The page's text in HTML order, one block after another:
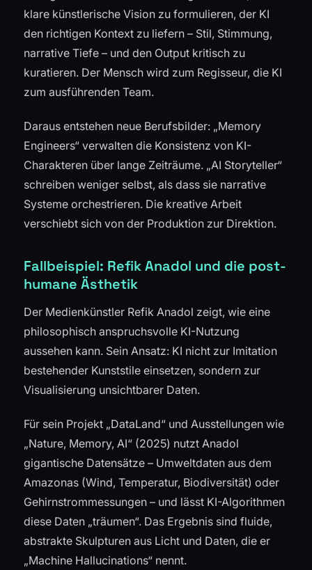
klare künstlerische Vision zu formulieren, der KI
den richtigen Kontext zu liefern – Stil, Stimmung,
narrative Tiefe – und den Output kritisch zu
kuratieren. Der Mensch wird zum Regisseur, die KI
zum ausführenden Team.
Daraus entstehen neue Berufsbilder: „Memory
Engineers“ verwalten die Konsistenz von KI-
Charakteren über lange Zeiträume. „AI Storyteller“
schreiben weniger selbst, als dass sie narrative
Systeme orchestrieren. Die kreative Arbeit
verschiebt sich von der Produktion zur Direktion.
Fallbeispiel: Refik Anadol und die post-
humane Ästhetik
Der Medienkünstler Refik Anadol zeigt, wie eine
philosophisch anspruchsvolle KI-Nutzung
aussehen kann. Sein Ansatz: KI nicht zur Imitation
bestehender Kunststile einsetzen, sondern zur
Visualisierung unsichtbarer Daten.
Für sein Projekt „DataLand“ und Ausstellungen wie
„Nature, Memory, AI“ (2025) nutzt Anadol
gigantische Datensätze – Umweltdaten aus dem
Amazonas (Wind, Temperatur, Biodiversität) oder
Gehirnstrommessungen – und lässt KI-Algorithmen
diese Daten „träumen“. Das Ergebnis sind fluide,
abstrakte Skulpturen aus Licht und Daten, die er
„Machine Hallucinations“ nennt.